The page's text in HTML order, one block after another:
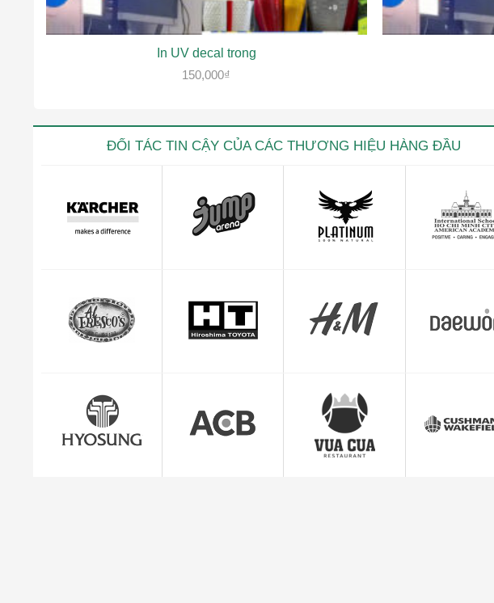
In UV decal trong
150,000₫
ĐỐI TÁC TIN CẬY CỦA CÁC THƯƠNG HIỆU HÀNG ĐẦU
Kevin trọng